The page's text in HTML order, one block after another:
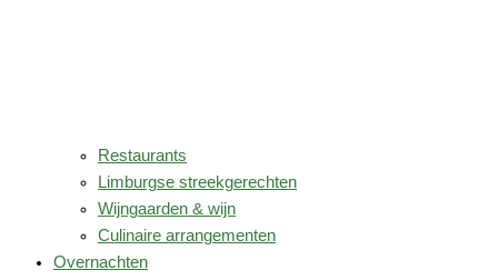
Restaurants
Limburgse streekgerechten
Wijngaarden & wijn
Culinaire arrangementen
Overnachten